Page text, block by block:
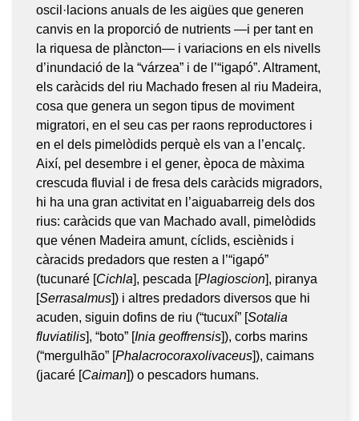
oscil·lacions anuals de les aigües que generen
canvis en la proporció de nutrients —i per tant en
la riquesa de plàncton— i variacions en els nivells
d’inundació de la “várzea” i de l’“igapó”. Altrament,
els caràcids del riu Machado fresen al riu Madeira,
cosa que genera un segon tipus de moviment
migratori, en el seu cas per raons reproductores i
en el dels pimelòdids perquè els van a l’encalç.
Així, pel desembre i el gener, època de màxima
crescuda fluvial i de fresa dels caràcids migradors,
hi ha una gran activitat en l’aiguabarreig dels dos
rius: caràcids que van Machado avall, pimelòdids
que vénen Madeira amunt, cíclids, esciènids i
càracids predadors que resten a l’“igapó”
(tucunaré [Cichla], pescada [Plagioscion], piranya
[Serrasalmus]) i altres predadors diversos que hi
acuden, siguin dofins de riu (“tucuxí” [Sotalia
fluviatilis], “boto” [Inia geoffrensis]), corbs marins
(“mergulhão” [Phalacrocoraxolivaceus]), caimans
(jacaré [Caiman]) o pescadors humans.